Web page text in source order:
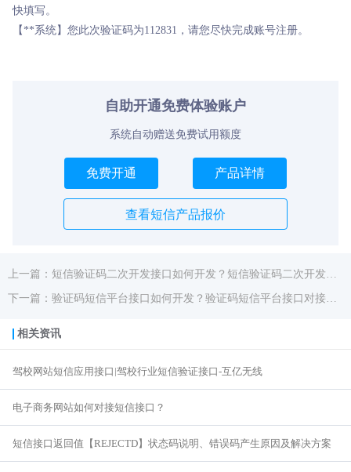
快填写。
【**系统】您此次验证码为112831，请您尽快完成账号注册。
自助开通免费体验账户
系统自动赠送免费试用额度
免费开通 产品详情
查看短信产品报价
相关资讯
驾校网站短信应用接口|驾校行业短信验证接口-互亿无线
电子商务网站如何对接短信接口？
短信接口返回值【REJECTD】状态码说明、错误码产生原因及解决方案